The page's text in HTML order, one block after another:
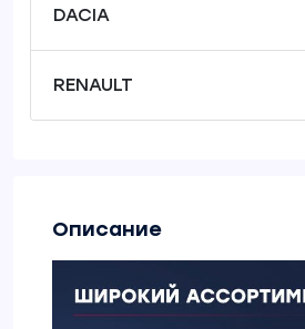
DACIA
RENAULT
Описание